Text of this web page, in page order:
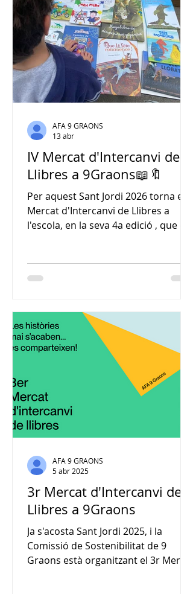
IV Mercat d'Intercanvi de
Llibres a 9Graons📖🔖
Per aquest Sant Jordi 2026 torna el
Mercat d'Intercanvi de Llibres a
l'escola, en la seva 4a edició , que es
recollida dels llibres que els infants
següents dates: Dimarts 21/04 de
16:15h a 16:45h. Dimecres 22/04 i
dijous 23/04 de 9h a 9:15h i de
16:15h a 16:45h. Divendres 24/04 de
9h a 9:15h. Com funciona
l'intercanvi? Els in
AFA 9 GRAONS
13 abr
3r Mercat d'Intercanvi de
Llibres a 9Graons
Ja s'acosta Sant Jordi 2025, i la
Comissió de Sostenibilitat de 9
Graons està organitzant el 3r Mercat
AFA 9 GRAONS
5 abr 2025